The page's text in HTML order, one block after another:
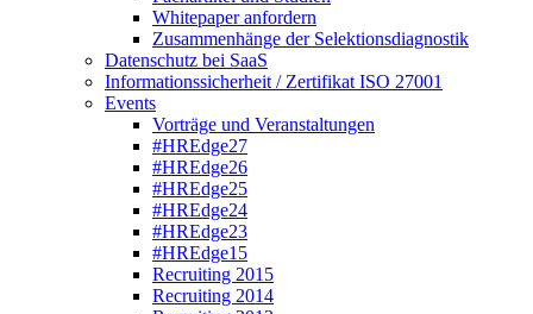
Whitepaper anfordern
Zusammenhänge der Selektionsdiagnostik
Datenschutz bei SaaS
Informationssicherheit / Zertifikat ISO 27001
Events
Vorträge und Veranstaltungen
#HREdge27
#HREdge26
#HREdge25
#HREdge24
#HREdge23
#HREdge15
Recruiting 2015
Recruiting 2014